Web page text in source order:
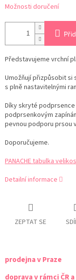
Možnosti doručení
Představujeme vrchní
Umožňují přizpůsobit si
s plně nastavitelnými
Díky skryté
podprsenkovým
pevnou podporu prsou
Doporučujeme.
PANACHE tabulka
Detailní informace
ZEPTAT SE
prodejna v Praze
doprava v rámci ČR a